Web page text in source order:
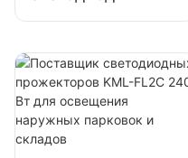
больших вывесок.
прожекторов
мощностью 300
Вт для освещения
портов и доков